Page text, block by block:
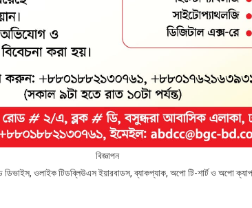
বিজ্ঞাপন
ওলাইক টিডব্লিউএস ইয়ারবাডস, ব্যাকপ্যাক, অপো টি-শার্ট ও অপো